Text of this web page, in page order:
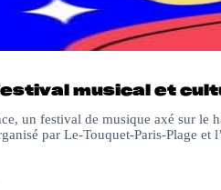
musical et
un festival de musique axé sur le
par Le-Touquet-Paris-Plage